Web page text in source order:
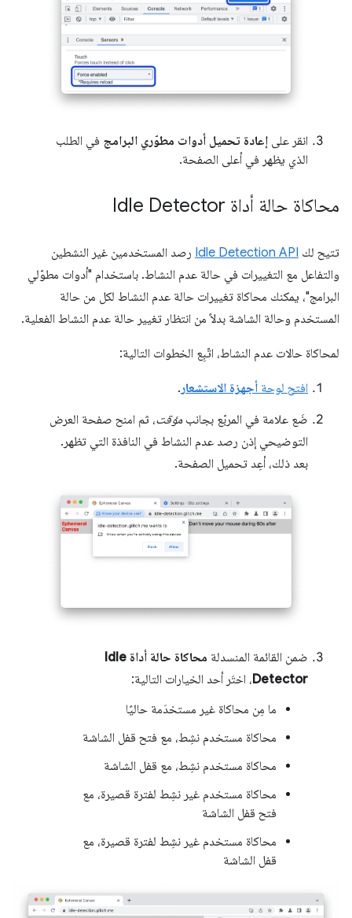
انقر على إعادة تحميل أدوات مطوّري البرامج في الطلب
الذي يظهر في أعلى الصفحة.
محاكاة حالة أداة Idle Detector
تتيح لك Idle Detection API رصد المستخدمين غير النشطين
والتفاعل مع التغييرات في حالة عدم النشاط. باستخدام "أدوات مطوّلي
البرامج"، يمكنك محاكاة تغييرات حالة عدم النشاط لكل من حالة
المستخدم وحالة الشاشة بدلاً من انتظار تغيير حالة عدم النشاط الفعلية.
لمحاكاة حالات عدم النشاط، اتّبِع الخطوات التالية:
افتح لوحة أجهزة الاستشعار .
ضَع علامة في المربّع بجانب مؤقت، ثم امنح صفحة العرض
التوضيحي إذن رصد عدم النشاط في النافذة التي تظهر.
بعد ذلك، أعِد تحميل الصفحة.
ضمن القائمة المنسدلة
محاكاة حالة أداة Idle
Detector، اختَر أحد الخيارات التالية:
ما مِن محاكاة غير مستخدَمة حاليًا
محاكاة مستخدم نشِط، مع فتح قفل الشاشة
محاكاة مستخدم نشِط، مع قفل الشاشة
محاكاة مستخدم غير نشِط لفترة قصيرة، مع
فتح قفل الشاشة
محاكاة مستخدم غير نشِط لفترة قصيرة، مع
قفل الشاشة